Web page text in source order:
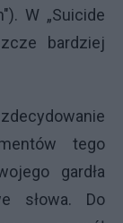
W „Suicide
bardziej
tego
gardła
słowa. Do